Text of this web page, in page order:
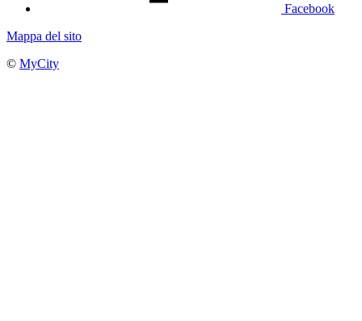
Facebook
Mappa del sito
© MyCity